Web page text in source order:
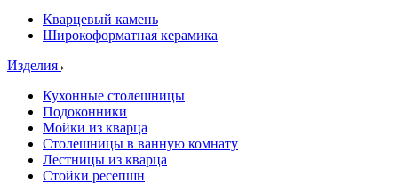
Кварцевый камень
Широкоформатная керамика
Изделия
Кухонные столешницы
Подоконники
Мойки из кварца
Столешницы в ванную комнату
Лестницы из кварца
Стойки ресепшн